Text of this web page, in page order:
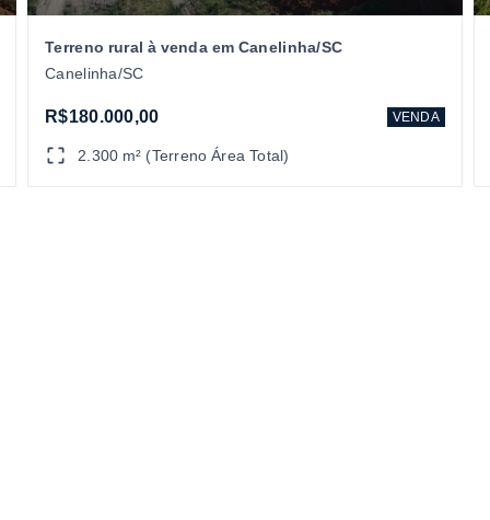
Terreno rural à venda em Canelinha/SC
Canelinha/SC
R$180.000,00 VENDA
2.300 m² (Terreno Área Total)